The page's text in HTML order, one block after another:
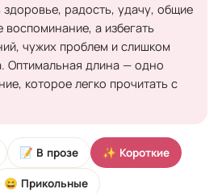
радость, удачу, общие
воспоминание, а избегать
чужих проблем и слишком
Оптимальная длина — одно
которое легко прочитать с
📝 В прозе ✨ Короткие
😄 Прикольные